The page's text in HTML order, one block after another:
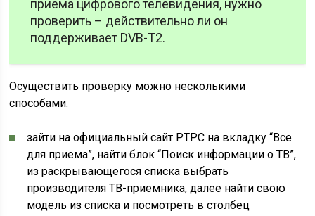
приема цифрового телевидения, нужно
проверить – действительно ли он
поддерживает DVB-T2.
Осуществить проверку можно несколькими
способами:
зайти на официальный сайт РТРС на вкладку “Все
для приема”, найти блок “Поиск информации о ТВ”,
из раскрывающегося списка выбрать
производителя ТВ-приемника, далее найти свою
модель из списка и посмотреть в столбец